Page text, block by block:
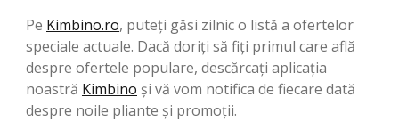
Pe Kimbino.ro, puteți găsi zilnic o listă a ofertelor
speciale actuale. Dacă doriți să fiți primul care află
despre ofertele populare, descărcați aplicația
noastră Kimbino și vă vom notifica de fiecare dată
despre noile pliante și promoții.